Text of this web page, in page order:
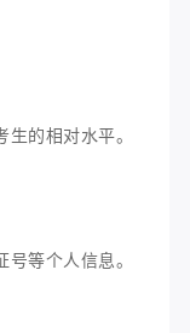
的相对水平。
等个人信息。